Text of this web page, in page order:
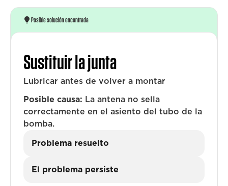
Posible solución encontrada
Sustituir la junta
Lubricar antes de volver a montar
Posible causa: La antena no sella
correctamente en el asiento del tubo de la
bomba.
Problema resuelto
El problema persiste